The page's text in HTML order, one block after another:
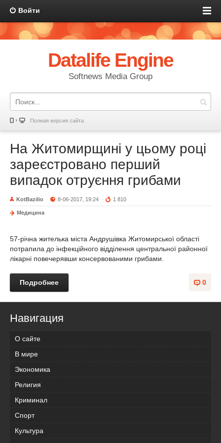
Войти
Datalife Engine
Softnews Media Group
Полная версия сайта
На Житомирщині у цьому році
зареєстровано перший
випадок отруєння грибами
KotBazilio 8-06-2017, 19:24 1 810
Медицина
57-річна жителька міста Андрушівка Житомирської області
потрапила до інфекційного відділення центральної районної
лікарні повечерявши консервованими грибами.
0
Подробнее
Навигация
О сайте
В мире
Экономика
Религия
Криминал
Спорт
Культура